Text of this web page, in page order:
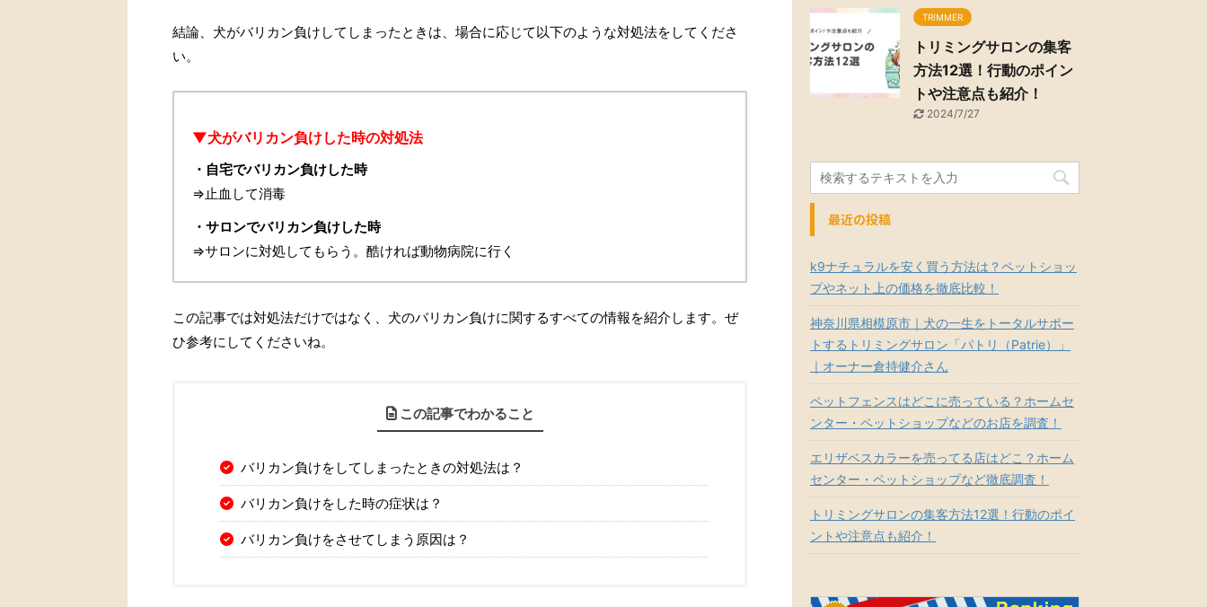
結論、犬がバリカン負けしてしまったときは、場合に応じて以下のような対処法をしてくださ
い。
▼犬がバリカン負けした時の対処法
・自宅でバリカン負けした時
⇒止血して消毒
・サロンでバリカン負けした時
⇒サロンに対処してもらう。酷ければ動物病院に行く
この記事では対処法だけではなく、犬のバリカン負けに関するすべての情報を紹介します。ぜ
ひ参考にしてくださいね。
この記事でわかること
バリカン負けをしてしまったときの対処法は？
バリカン負けをした時の症状は？
バリカン負けをさせてしまう原因は？
TRIMMER
トリミングサロンの集客
方法12選！行動のポイン
トや注意点も紹介！
2024/7/27
最近の投稿
k9ナチュラルを安く買う方法は？ペットショッ
プやネット上の価格を徹底比較！
神奈川県相模原市｜犬の一生をトータルサポー
トするトリミングサロン「パトリ（Patrie）」
｜オーナー倉持健介さん
ペットフェンスはどこに売っている？ホームセ
ンター・ペットショップなどのお店を調査！
エリザベスカラーを売ってる店はどこ？ホーム
センター・ペットショップなど徹底調査！
トリミングサロンの集客方法12選！行動のポイ
ントや注意点も紹介！